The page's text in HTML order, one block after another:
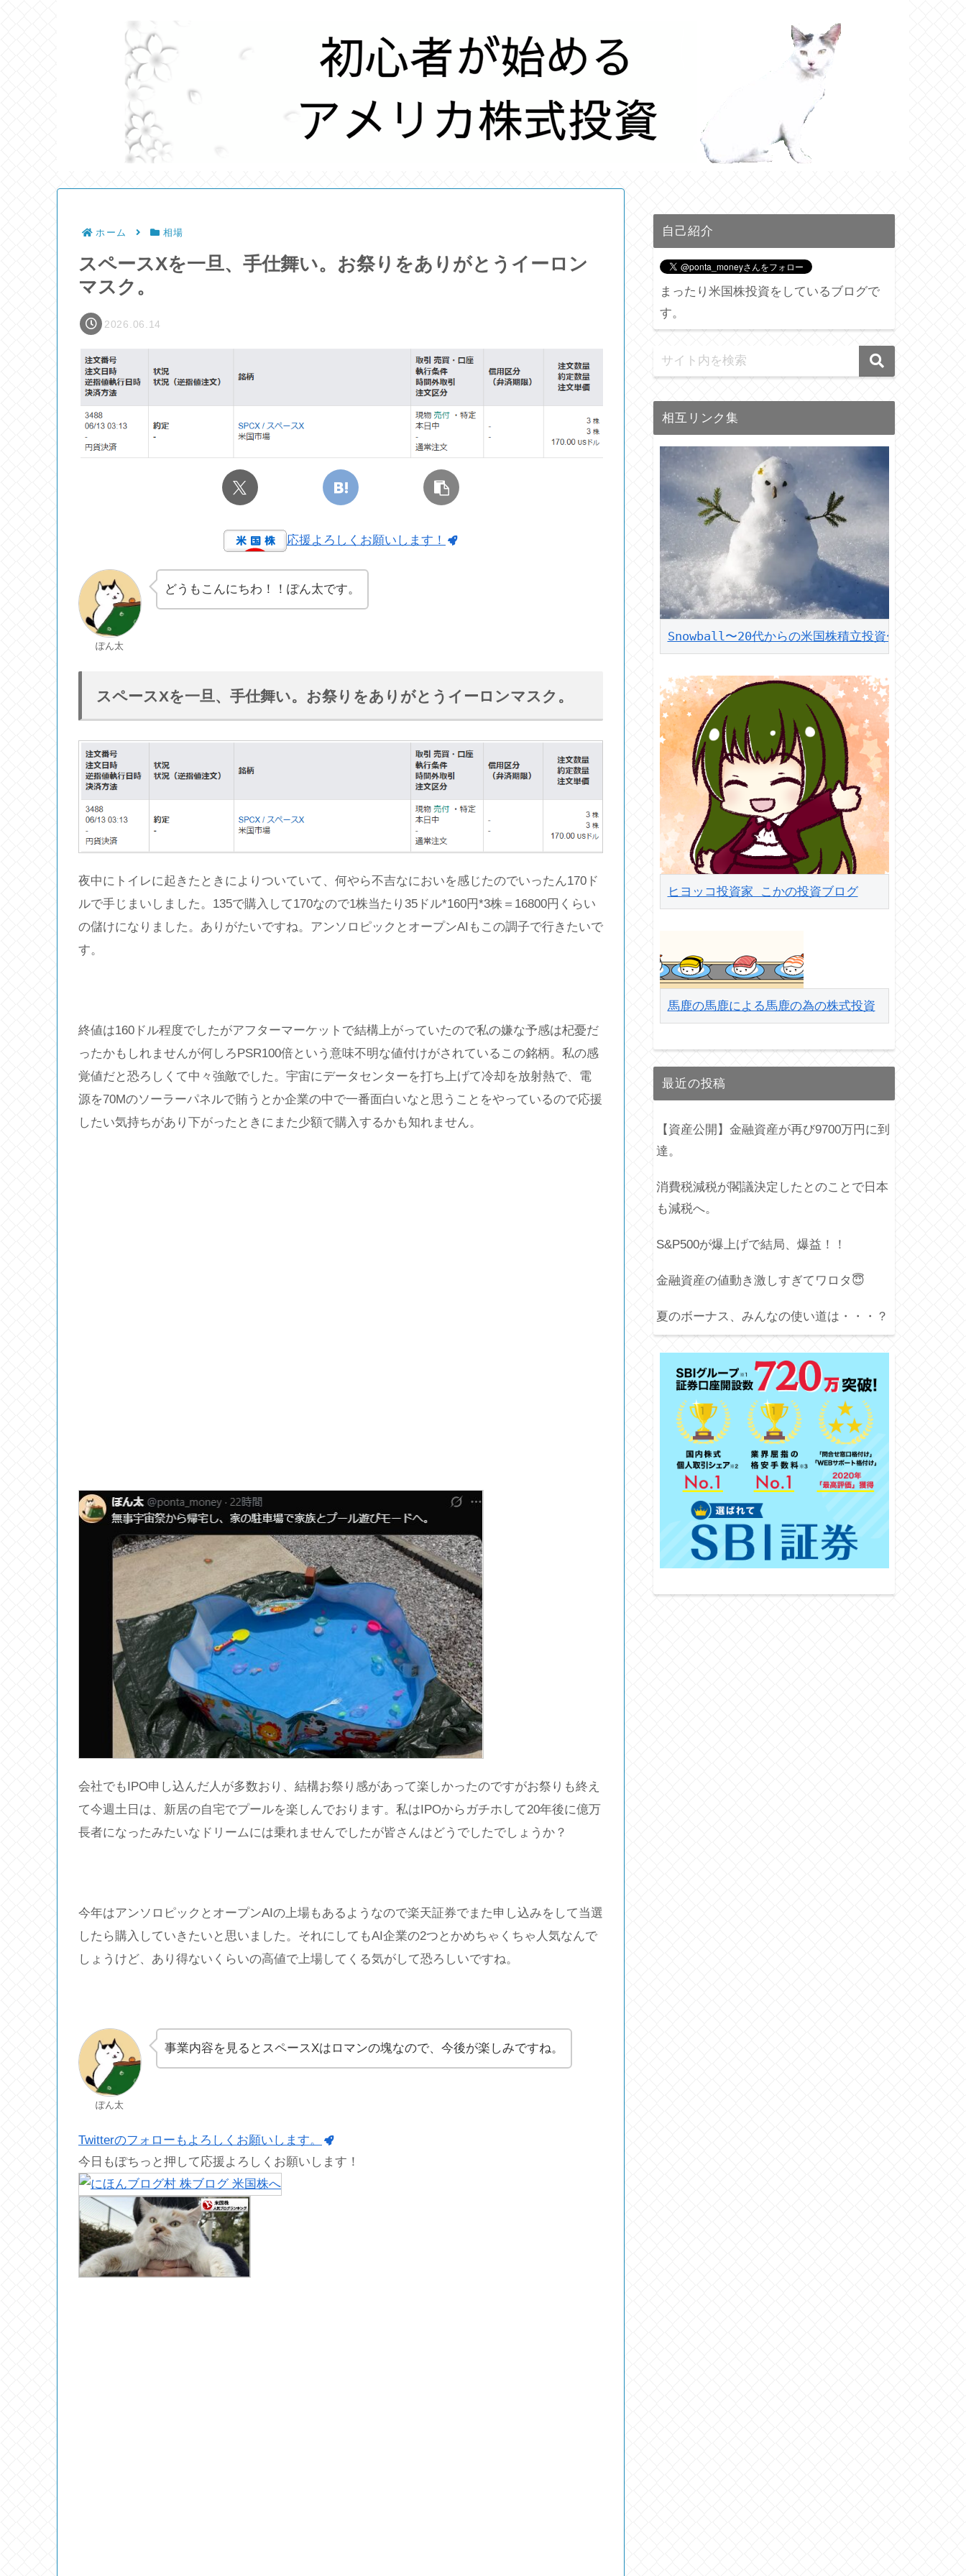
ホーム 相場
スペースXを一旦、手仕舞い。お祭りをありがとうイーロン
マスク。
2026.06.14
応援よろしくお願いします！
ぽん太
どうもこんにちわ！！ぽん太です。
スペースXを一旦、手仕舞い。お祭りをありがとうイーロンマスク。
夜中にトイレに起きたときによりついていて、何やら不吉なにおいを感じたのでいったん170ド
ルで手じまいしました。135で購入して170なので1株当たり35ドル*160円*3株＝16800円くらい
の儲けになりました。ありがたいですね。アンソロピックとオープンAIもこの調子で行きたいで
す。
終値は160ドル程度でしたがアフターマーケットで結構上がっていたので私の嫌な予感は杞憂だ
ったかもしれませんが何しろPSR100倍という意味不明な値付けがされているこの銘柄。私の感
覚値だと恐ろしくて中々強敵でした。宇宙にデータセンターを打ち上げて冷却を放射熱で、電
源を70Mのソーラーパネルで賄うとか企業の中で一番面白いなと思うことをやっているので応援
したい気持ちがあり下がったときにまた少額で購入するかも知れません。
会社でもIPO申し込んだ人が多数おり、結構お祭り感があって楽しかったのですがお祭りも終え
て今週土日は、新居の自宅でプールを楽しんでおります。私はIPOからガチホして20年後に億万
長者になったみたいなドリームには乗れませんでしたが皆さんはどうでしたでしょうか？
今年はアンソロピックとオープンAIの上場もあるようなので楽天証券でまた申し込みをして当選
したら購入していきたいと思いました。それにしてもAI企業の2つとかめちゃくちゃ人気なんで
しょうけど、あり得ないくらいの高値で上場してくる気がして恐ろしいですね。
ぽん太
事業内容を見るとスペースXはロマンの塊なので、今後が楽しみですね。
Twitterのフォローもよろしくお願いします。
今日もぽちっと押して応援よろしくお願いします！
自己紹介
まったり米国株投資をしているブログで
す。
相互リンク集
Snowball〜20代からの米国株積立投資〜
ヒヨッコ投資家 こかの投資ブログ
馬鹿の馬鹿による馬鹿の為の株式投資
最近の投稿
【資産公開】金融資産が再び9700万円に到
達。
消費税減税が閣議決定したとのことで日本
も減税へ。
S&P500が爆上げで結局、爆益！！
金融資産の値動き激しすぎてワロタ😇
夏のボーナス、みんなの使い道は・・・？